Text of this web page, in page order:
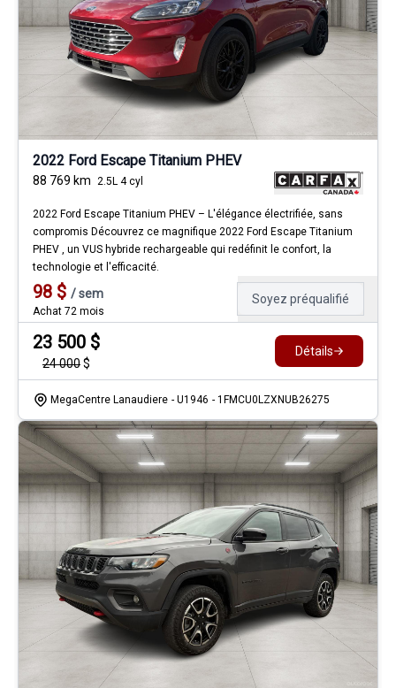
2022 Ford Escape Titanium PHEV
88 769 km 2.5L 4 cyl
2022 Ford Escape Titanium PHEV – L'élégance électrifiée, sans
compromis Découvrez ce magnifique 2022 Ford Escape Titanium
PHEV , un VUS hybride rechargeable qui redéfinit le confort, la
technologie et l'efficacité.
98 $ /sem
Achat 72 mois
Soyez préqualifié
23 500 $
24 000$
Détails
MegaCentre Lanaudiere - U1946 - 1FMCU0LZXNUB26275